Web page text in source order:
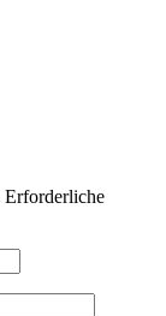
Erforderliche